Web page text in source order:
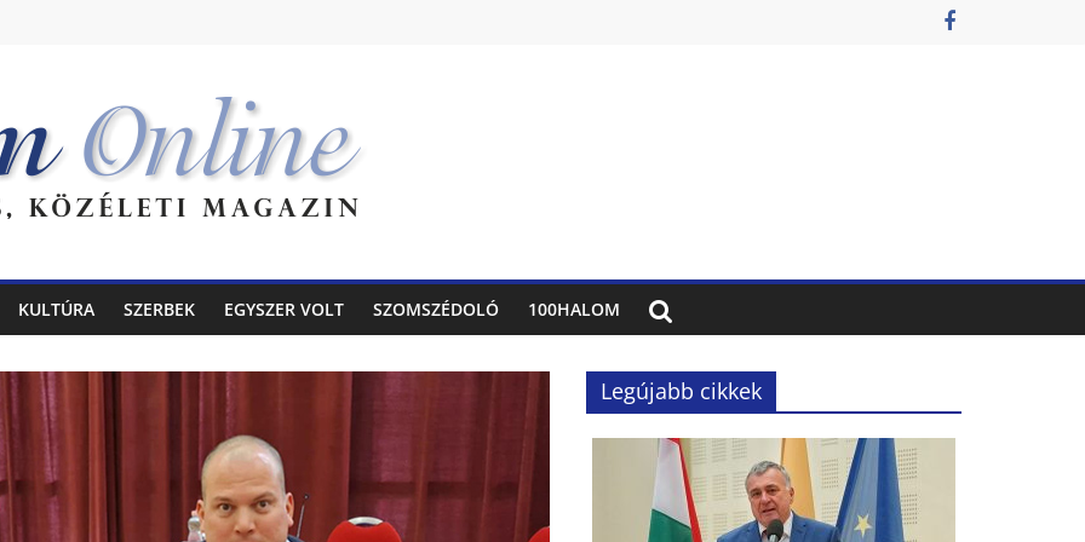
KULTÚRA SZERBEK EGYSZER VOLT SZOMSZÉDOLÓ 100HALOM
Legújabb cikkek